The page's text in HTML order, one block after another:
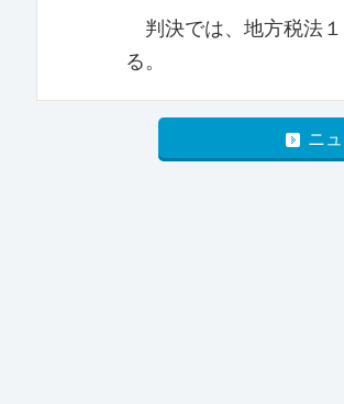
判決では、地方税法
る。
ニ